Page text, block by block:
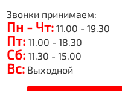
Звонки принимаем:
Пн - Чт: 11.00 - 19.30
Пт: 11.00 - 18.30
Сб: 11.30 - 15.00
Вс: Выходной